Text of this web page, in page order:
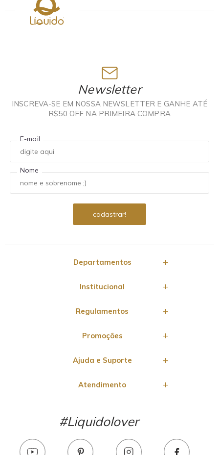
Newsletter
INSCREVA-SE EM NOSSA NEWSLETTER E GANHE ATÉ
R$50 OFF NA PRIMEIRA COMPRA
E-mail
Nome
Departamentos
Institucional
Regulamentos
Promoções
Ajuda e Suporte
Atendimento
#Liquidolover